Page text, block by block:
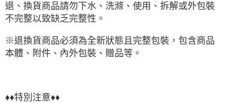
退、換貨商品請勿下水、洗滌、使用、拆解或外包裝
不完整以致缺乏完整性。
※退換貨商品必須為全新狀態且完整包裝，包含商品
本體、附件、內外包裝、贈品等。
♦♦特別注意♦♦